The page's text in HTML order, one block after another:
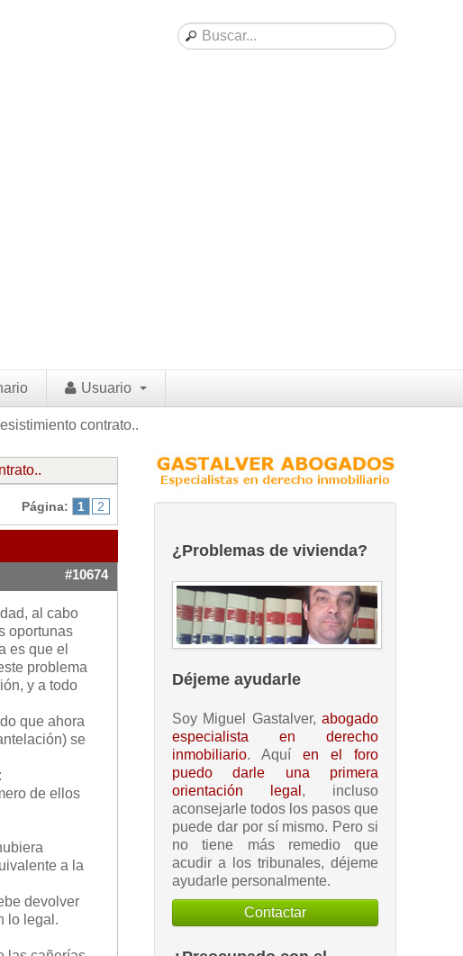
Usuario
contrato..
Página: 1 2
#10674
al cabo
oportunas
es que el
problema
y a todo
que ahora
se
de ellos
a la
devolver
lo legal.
¿Problemas de vivienda?
Déjeme ayudarle
Soy Miguel Gastalver, abogado
especialista en derecho
inmobiliario. Aquí en el foro
puedo darle una primera
orientación legal , incluso
aconsejarle todos los pasos que
puede dar por sí mismo. Pero si
no tiene más remedio que
acudir a los tribunales, déjeme
ayudarle personalmente.
Contactar